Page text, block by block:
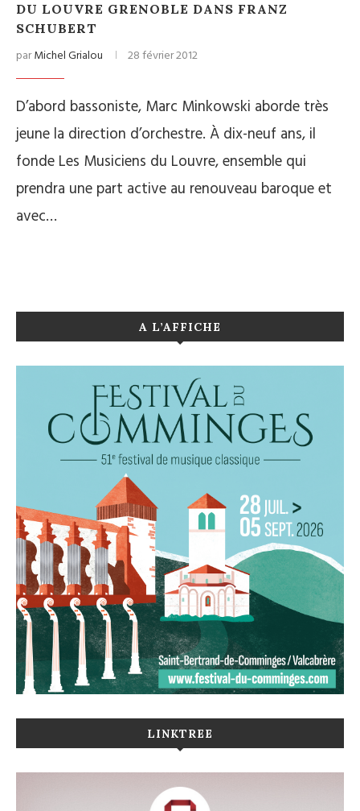
DU LOUVRE GRENOBLE DANS FRANZ
SCHUBERT
parMichel Grialou 28 février 2012
D’abord bassoniste, Marc Minkowski aborde très
jeune la direction d’orchestre. À dix-neuf ans, il
fonde Les Musiciens du Louvre, ensemble qui
prendra une part active au renouveau baroque et
avec…
A L’AFFICHE
LINKTREE